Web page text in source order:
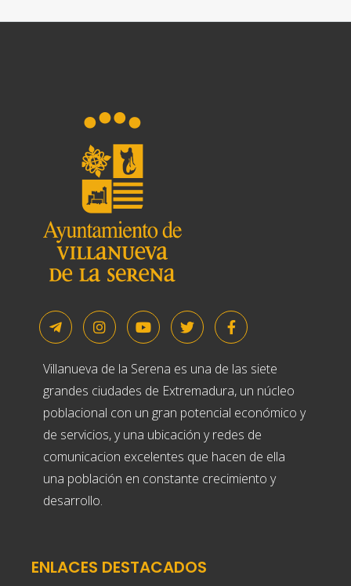
Villanueva de la Serena es una de las siete
grandes ciudades de Extremadura, un núcleo
poblacional con un gran potencial económico y
de servicios, y una ubicación y redes de
comunicacion excelentes que hacen de ella
una población en constante crecimiento y
desarrollo.
ENLACES DESTACADOS